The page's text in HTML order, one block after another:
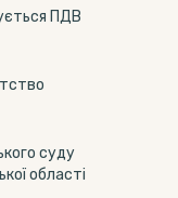
ПДВ
суду
області